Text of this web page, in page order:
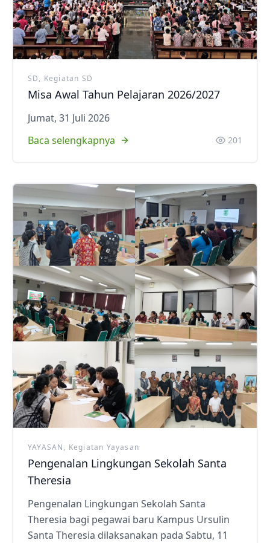
SD, Kegiatan SD
Misa Awal Tahun Pelajaran 2026/2027
Jumat, 31 Juli 2026
Baca selengkapnya
201
YAYASAN, Kegiatan Yayasan
Pengenalan Lingkungan Sekolah Santa
Theresia
Pengenalan Lingkungan Sekolah Santa
Theresia bagi pegawai baru Kampus Ursulin
Santa Theresia dilaksanakan pada Sabtu, 11